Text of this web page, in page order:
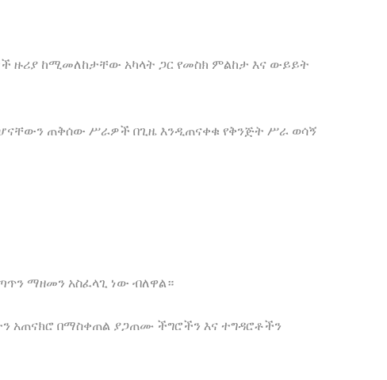
ዙሪያ ከሚመለከታቸው አካላት ጋር የመስክ ምልከታ እና ውይይት
ጠቅሰው ሥራዎች በጊዜ እንዲጠናቀቁ የቅንጅት ሥራ ወሳኝ
ማዘመን አስፈላጊ ነው ብለዋል።
አጠናክሮ በማስቀጠል ያጋጠሙ ችግሮችን እና ተግዳሮቶችን